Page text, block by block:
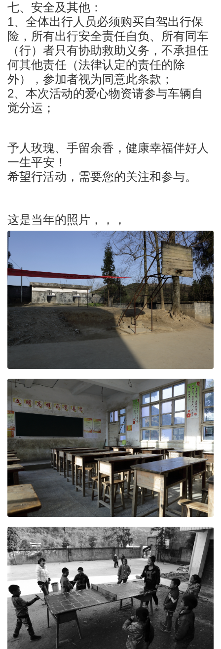
七、安全及其他：
1、全体出行人员必须购买自驾出行保
险，所有出行安全责任自负、所有同车
（行）者只有协助救助义务，不承担任
何其他责任（法律认定的责任的除
外），参加者视为同意此条款；
2、本次活动的爱心物资请参与车辆自
觉分运；
予人玫瑰、手留余香，健康幸福伴好人
一生平安！
希望行活动，需要您的关注和参与。
这是当年的照片，，，